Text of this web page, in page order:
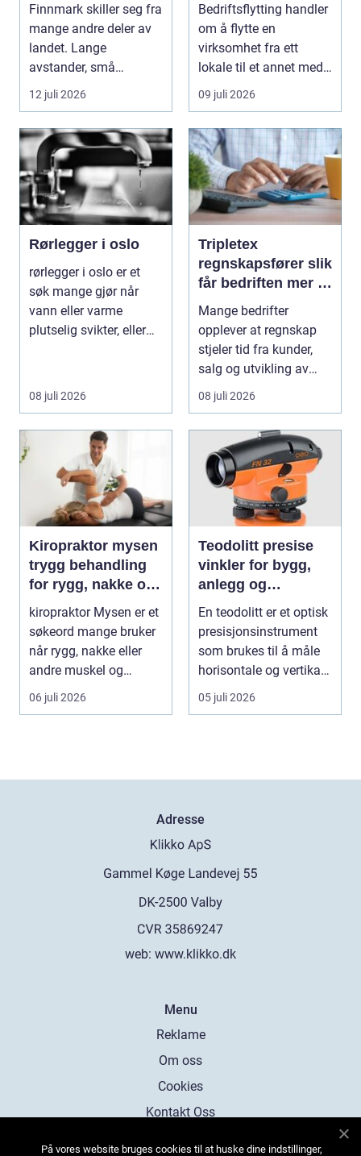
Finnmark skiller seg fra
mange andre deler av
landet. Lange
avstander, små
lokalsamfunn, sterk
tilkn...
12 juli 2026
Bedriftsflytting handler
om å flytte en
virksomhet fra ett
lokale til et annet med
minst mulig...
09 juli 2026
Rørlegger i oslo
rørlegger i oslo er et
søk mange gjør når
vann eller varme
plutselig svikter, eller
08 juli 2026
Tripletex
regnskapsfører slik
får bedriften mer ut
av regnskapet
Mange bedrifter
opplever at regnskap
stjeler tid fra kunder,
salg og utvikling av
virksomheten. Samt...
08 juli 2026
Kiropraktor mysen
trygg behandling
for rygg, nakke og
ledd
kiropraktor Mysen er et
søkeord mange bruker
når rygg, nakke eller
andre muskel og
leddplager begynn...
06 juli 2026
Teodolitt presise
vinkler for bygg,
anlegg og
kartlegging
En teodolitt er et optisk
presisjonsinstrument
som brukes til å måle
horisontale og vertikale
vinkle...
05 juli 2026
Adresse
web: www.klikko.dk
Menu
Reklame
Om oss
Cookies
Kontakt Oss
På vores website bruges cookies til at huske dine indstillinger,